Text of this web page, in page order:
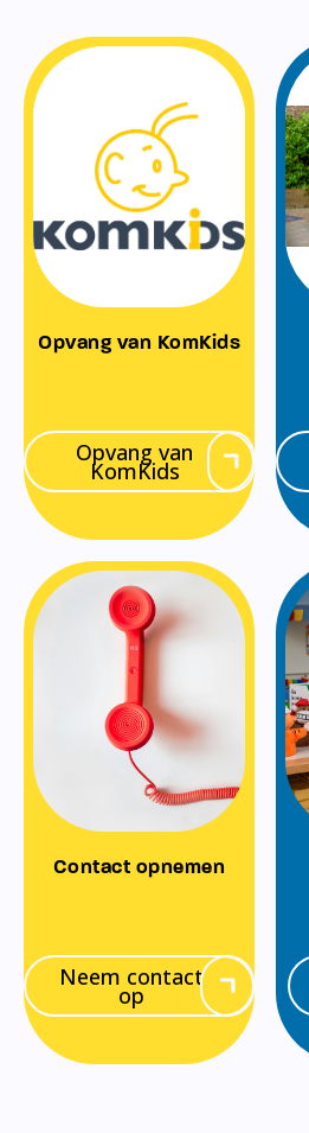
Opvang van KomKids
Opvang van
KomKids
Contact opnemen
Neem contact
op